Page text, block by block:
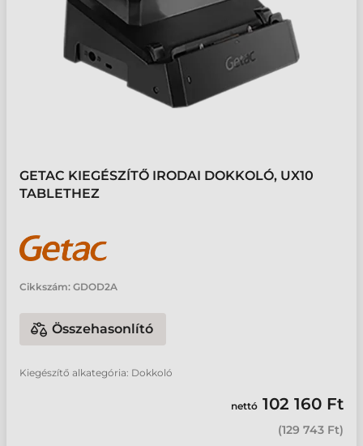
GETAC KIEGÉSZÍTŐ IRODAI DOKKOLÓ, UX10
TABLETHEZ
Cikkszám: GDOD2A
Összehasonlító
Kiegészítő alkategória: Dokkoló
nettó 102 160 Ft
(129 743 Ft)